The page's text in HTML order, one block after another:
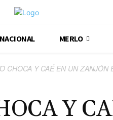
MERLO
CHOCA Y CAÉ EN UN ZANJÓN
Y